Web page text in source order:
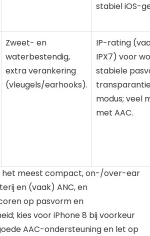
stabiel iOS-
Zweet- en
waterbestendig,
extra verankering
(vleugels/earhooks).
IP-rating
IPX7) voor
stabiele
modus; veel
met AAC.
het meest compact, on-/over-ear
en (vaak) ANC, en
op pasvorm en
kies voor iPhone 8 bij voorkeur
AAC-ondersteuning en let op